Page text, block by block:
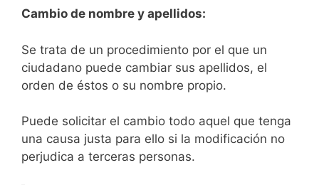
Cambio de nombre y apellidos:
Se trata de un procedimiento por el que un
ciudadano puede cambiar sus apellidos, el
orden de éstos o su nombre propio.
Puede solicitar el cambio todo aquel que tenga
una causa justa para ello si la modificación no
perjudica a terceras personas.